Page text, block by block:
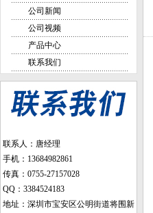
公司新闻
公司视频
产品中心
联系我们
联系人：唐经理
手机：13684982861
传真：0755-27157028
QQ：3384524183
地址：深圳市宝安区公明街道将围新